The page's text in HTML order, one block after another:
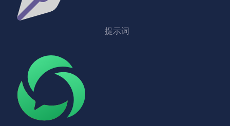
提示词